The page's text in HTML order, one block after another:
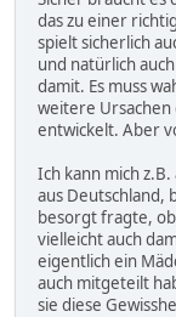
das zu einer
spielt sicherlich
und natürlich
damit. Es muss
weitere Ursachen
entwickelt. Aber
Ich kann mich
aus Deutschland,
besorgt fragte,
vielleicht auch
eigentlich ein
auch mitgeteilt
sie diese